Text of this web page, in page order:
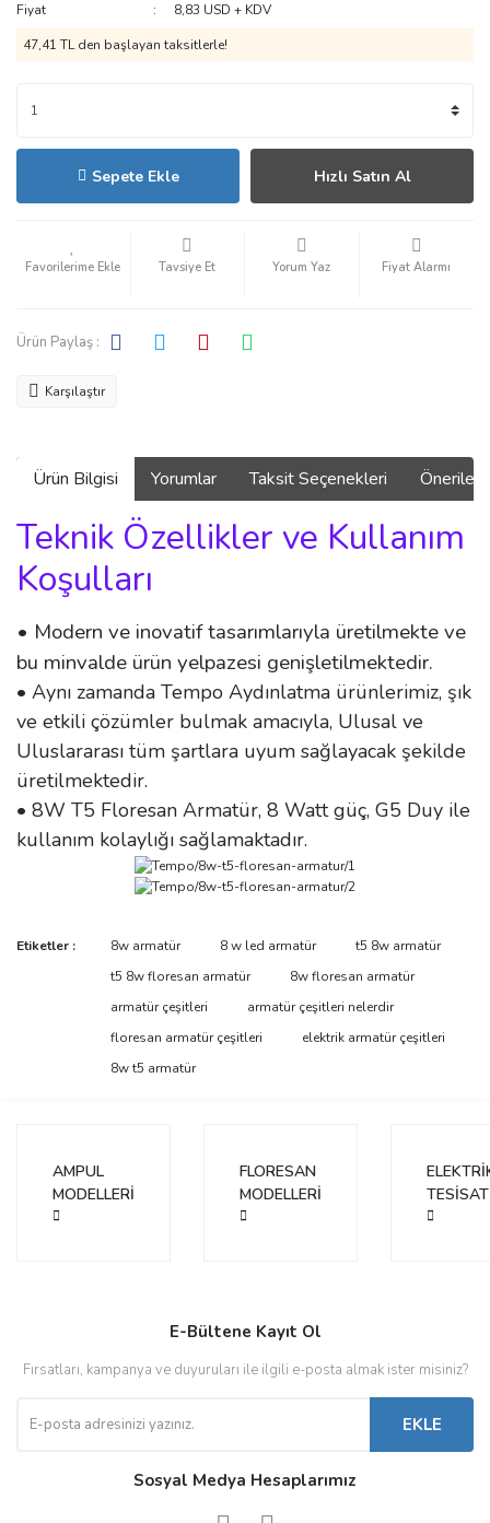
Fiyat
8,83 USD + KDV
47,41 TL den başlayan taksitlerle!
Sepete Ekle Hızlı Satın Al
Tavsiye Et Yorum Yaz Fiyat Alarmı
Ürün Paylaş :
Karşılaştır
Ürün Bilgisi Yorumlar Taksit Seçenekleri
Teknik Özellikler ve Kullanım
Koşulları
• Modern ve inovatif tasarımlarıyla üretilmekte ve
bu minvalde ürün yelpazesi genişletilmektedir.
• Aynı zamanda Tempo Aydınlatma ürünlerimiz, şık
ve etkili çözümler bulmak amacıyla, Ulusal ve
Uluslararası tüm şartlara uyum sağlayacak şekilde
üretilmektedir.
• 8W T5 Floresan Armatür, 8 Watt güç, G5 Duy ile
kullanım kolaylığı sağlamaktadır.
Bu ürüne ilk yorumu siz yapın!
Yorum Yaz
Bu ürünün fiyat bilgisi, resim, ürün açıklamalarında ve diğer
tarafımıza iletebilirsiniz.
Görüş ve önerileriniz için teşekkür ederiz.
Ürün resmi kalitesiz, bozuk veya görüntülenemiyor.
Bu ürüne benzer farklı alternatifler olmalı.
Gönder
Etiketler : 8w armatür 8 w led armatür
t5 8w armatür
t5 8w floresan armatür
8w floresan armatür
armatür çeşitleri
armatür çeşitleri nelerdir
floresan armatür çeşitleri
elektrik armatür çeşitleri
8w t5 armatür
AMPUL
MODELLERİ
FLORESAN
MODELLERİ
TESİSAT
E-Bültene Kayıt Ol
Fırsatları, kampanya ve duyuruları ile ilgili e-posta almak ister misiniz?
EKLE
Sosyal Medya Hesaplarımız